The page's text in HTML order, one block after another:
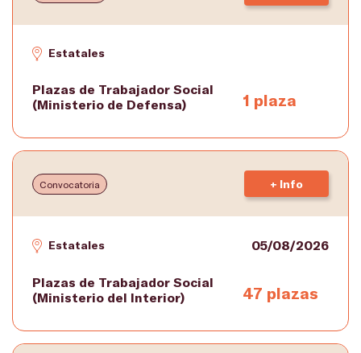
Estatales
Plazas de Trabajador Social
(Ministerio de Defensa)
1 plaza
Convocatoria + Info
Estatales 05/08/2026
Plazas de Trabajador Social
(Ministerio del Interior)
47 plazas